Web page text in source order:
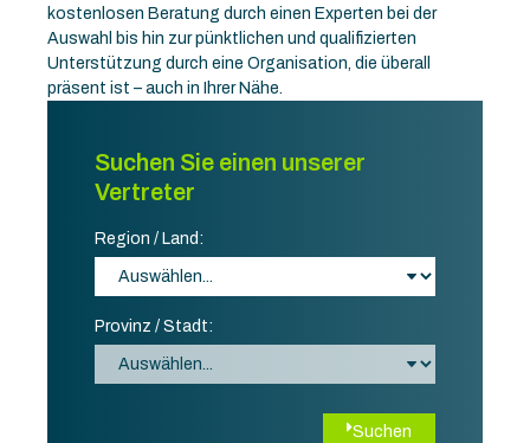
kostenlosen Beratung durch einen Experten bei der
Auswahl bis hin zur pünktlichen und qualifizierten
Unterstützung durch eine Organisation, die überall
präsent ist – auch in Ihrer Nähe.
Suchen Sie einen unserer
Vertreter
Region / Land:
Provinz / Stadt:
Suchen